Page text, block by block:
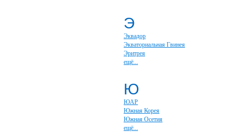
Э
Эквадор
Экваториальная Гвинея
Эритрея
ещё...
Ю
ЮАР
Южная Корея
Южная Осетия
ещё...